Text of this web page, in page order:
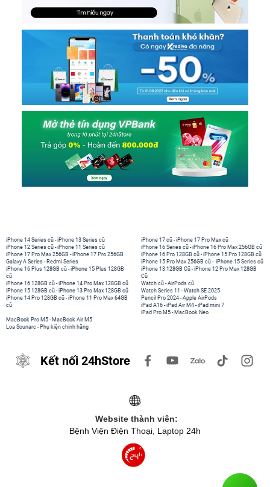
iPhone 14 Series cũ -iPhone 13 Series cũ
iPhone 12 Series cũ -iPhone 11 Series cũ
iPhone 17 Pro Max 256GB -iPhone 17 Pro 256GB
Galaxy A Series - Redmi Series
iPhone 17 cũ -iPhone 17 Pro Max cũ
iPhone 16 Series cũ - iPhone 16 Pro Max 256GB cũ
iPhone 16 Pro 128GB cũ -iPhone 15 Pro 128GB cũ
iPhone 15 Pro Max 256GB cũ - iPhone 15 Series cũ
iPhone 16 Plus 128GB cũ -iPhone 15 Plus 128GB
cũ
iPhone 16 128GB cũ -iPhone 14 Pro Max 128GB cũ
iPhone 15 128GB cũ -iPhone 13 Pro Max 128GB cũ
iPhone 14 Pro 128GB cũ -iPhone 11 Pro Max 64GB
cũ
iPhone 13 128GB Cũ -iPhone 12 Pro Max 128GB
Cũ
Watch cũ -AirPods cũ
Watch Series 11 -Watch SE 2025
Pencil Pro 2024 -Apple AirPods
iPad A16 -iPad Air M4 -iPad mini 7
iPad Pro M5 - MacBook Neo
MacBook Pro M5 - MacBook Air M5
Loa Sounarc - Phụ kiện chính hãng
Kết nối 24hStore
Website thành viên:
Bệnh Viện Điện Thoại, Laptop 24h